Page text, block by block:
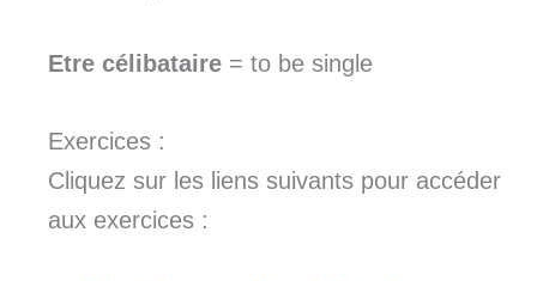
Etre célibataire = to be single
Exercices :
Cliquez sur les liens suivants pour accéder
aux exercices :